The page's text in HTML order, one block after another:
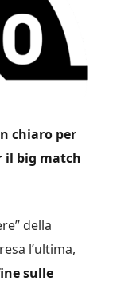
chiaro per
il big match
della
l’ultima,
sulle